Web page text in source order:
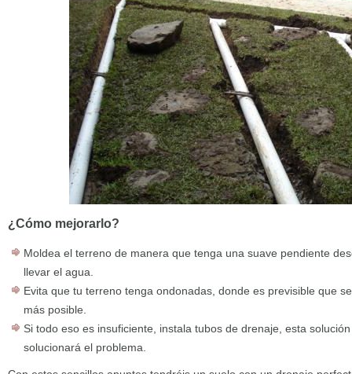
¿Cómo mejorarlo?
Moldea el terreno de manera que tenga una suave pendiente
llevar el agua.
Evita que tu terreno tenga ondonadas, donde es previsible que
más posible.
Si todo eso es insuficiente, instala tubos de drenaje, esta
solucionará el problema.